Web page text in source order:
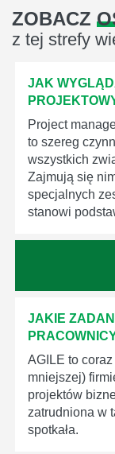
ZOBACZ
z tej strefy
JAK
Project
to szereg
wszystkich
Zajmują się
specjalnych
stanowi
JAKIE
AGILE to
mniejszej)
projektów
zatrudniona w
spotkała.